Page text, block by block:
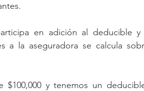
en adición al deducible y
a la aseguradora se calcula
y tenemos un